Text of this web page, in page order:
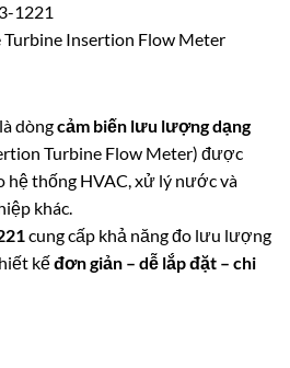
1221
Turbine Insertion Flow Meter
dòngcảm biến lưu lượng dạng
Turbine Flow Meter) được
hệ thống HVAC, xử lý nước và
khác.
cung cấp khả năng đo lưu lượng
kếđơn giản – dễ lắp đặt – chi